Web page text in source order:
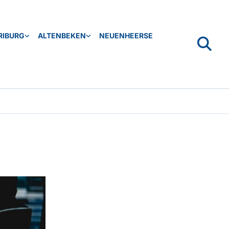
ALTENBEKEN NEUENHEERSE